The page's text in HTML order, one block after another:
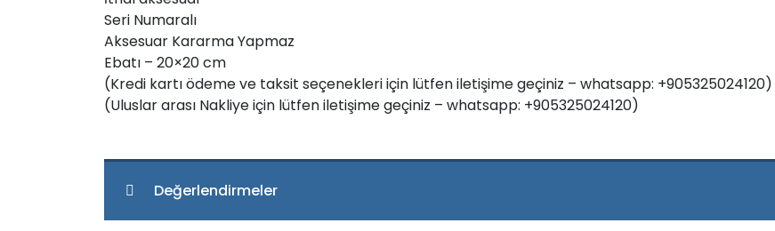
Seri Numaralı
Aksesuar Kararma Yapmaz
Ebatı – 20×20 cm
(Kredi kartı ödeme ve taksit seçenekleri için lütfen iletişime geçiniz – whatsapp: +905325024120)
(Uluslar arası Nakliye için lütfen iletişime geçiniz – whatsapp: +905325024120)
Değerlendirmeler